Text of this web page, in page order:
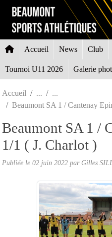
Accueil News Club
Tournoi U11 2026 Galerie
Accueil
Beaumont SA 1 / Cantenay
Beaumont SA 1 /
1/1 ( J. Charlot )
Publiée le 02 juin 2022 par Gilles
Panneau de gestion des cookies